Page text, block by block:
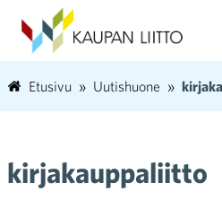
Etusivu Uutishuone
kirjakauppaliitto